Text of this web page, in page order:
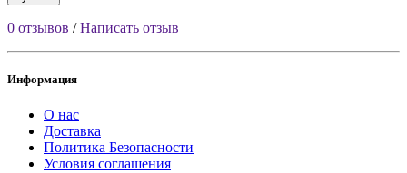
0 отзывов /Написать отзыв
Информация
О нас
Доставка
Политика Безопасности
Условия соглашения